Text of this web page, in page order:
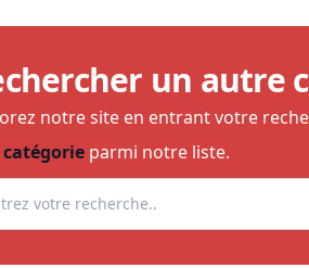
un autre
notre site en entrant votre
parmi notre liste.